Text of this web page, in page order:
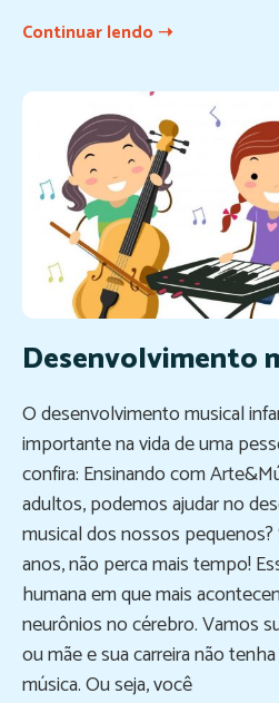
Continuar lendo ➝
Desenvolvimento
O desenvolvimento musical
importante na vida de uma
confira: Ensinando com
adultos, podemos ajudar no
musical dos nossos
anos, não perca mais tempo!
humana em que mais
neurônios no cérebro. Vamos
ou mãe e sua carreira não
música. Ou seja, você